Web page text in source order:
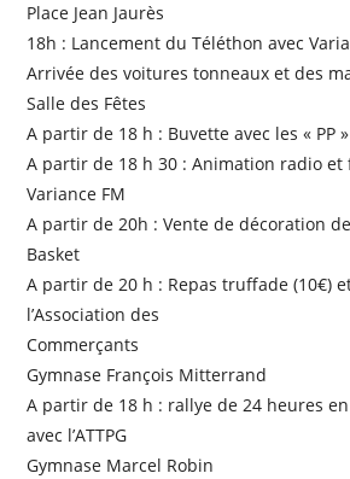
Place Jean Jaurès
18h : Lancement du Téléthon avec
Arrivée des voitures tonneaux et des
Salle des Fêtes
A partir de 18 h : Buvette avec les « PP »
A partir de 18 h 30 : Animation radio et
Variance FM
A partir de 20h : Vente de décoration
Basket
A partir de 20 h : Repas truffade (10€)
l’Association des
Commerçants
Gymnase François Mitterrand
A partir de 18 h : rallye de 24 heures
avec l’ATTPG
Gymnase Marcel Robin